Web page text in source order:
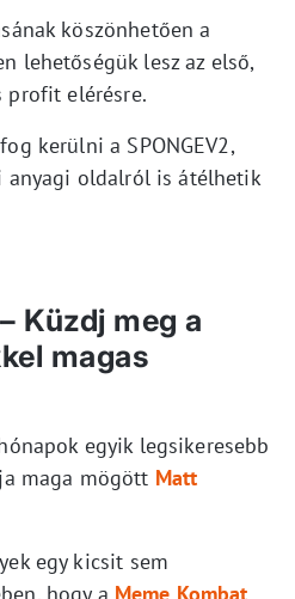
köszönhetően a
lehetőségük lesz az első,
profit elérésre.
kerülni a SPONGEV2,
oldalról is átélhetik
Küzdj meg a
magas
egyik legsikeresebb
maga mögött Matt
egy kicsit sem